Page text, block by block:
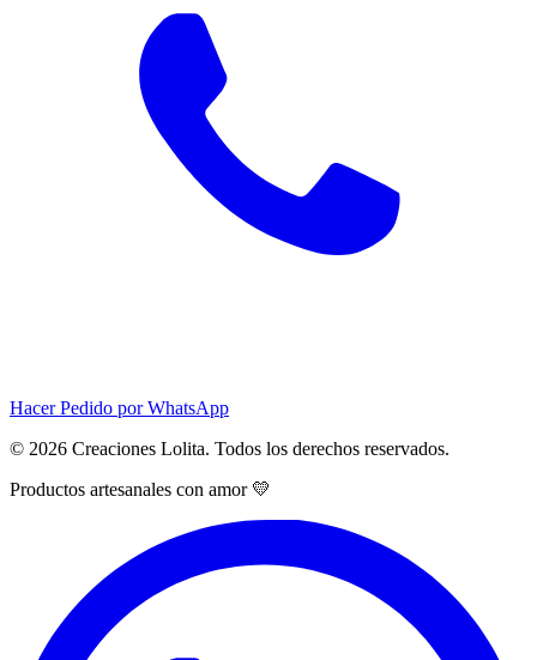
Hacer Pedido por WhatsApp
© 2026 Creaciones Lolita. Todos los derechos reservados.
Productos artesanales con amor 💛